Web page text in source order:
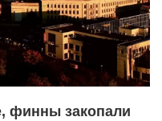
финны закопали